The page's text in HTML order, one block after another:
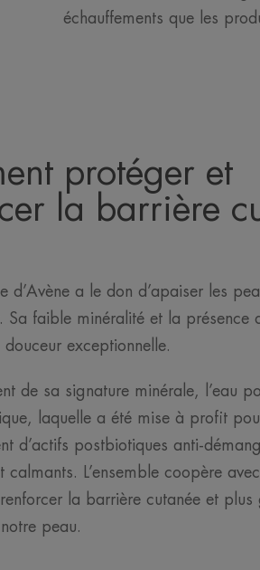
échauffements que les
protéger et
la barrière
d’Avène a le don d’apaiser les
Sa faible minéralité et la présence
douceur exceptionnelle.
de sa signature minérale, l’eau
laquelle a été mise à profit
d’actifs postbiotiques anti-
calmants. L’ensemble coopère
la barrière cutanée et plus
peau.